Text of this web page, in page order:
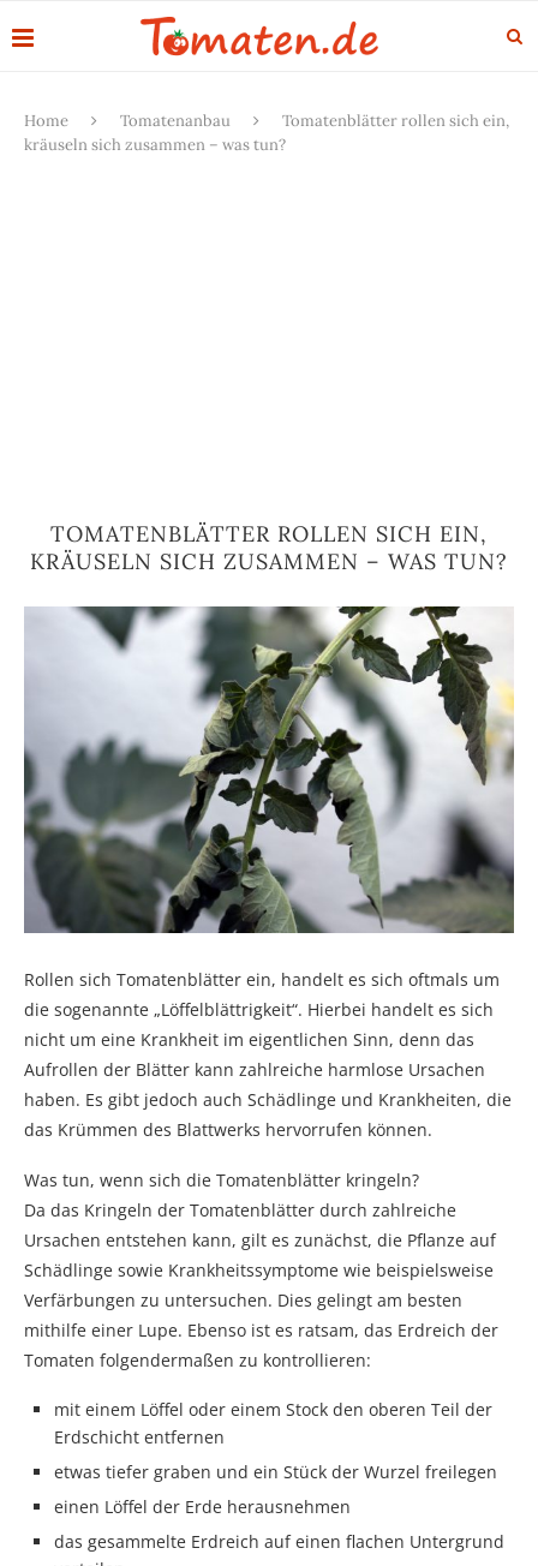
Home Tomatenanbau
Tomatenblätter rollen sich ein,
kräuseln sich zusammen – was tun?
TOMATENBLÄTTER ROLLEN SICH EIN,
KRÄUSELN SICH ZUSAMMEN – WAS TUN?
Rollen sich Tomatenblätter ein, handelt es sich oftmals um
die sogenannte „Löffelblättrigkeit“. Hierbei handelt es sich
nicht um eine Krankheit im eigentlichen Sinn, denn das
Aufrollen der Blätter kann zahlreiche harmlose Ursachen
haben. Es gibt jedoch auch Schädlinge und Krankheiten, die
das Krümmen des Blattwerks hervorrufen können.
Was tun, wenn sich die Tomatenblätter kringeln?
Da das Kringeln der Tomatenblätter durch zahlreiche
Ursachen entstehen kann, gilt es zunächst, die Pflanze auf
Schädlinge sowie Krankheitssymptome wie beispielsweise
Verfärbungen zu untersuchen. Dies gelingt am besten
mithilfe einer Lupe. Ebenso ist es ratsam, das Erdreich der
Tomaten folgendermaßen zu kontrollieren:
mit einem Löffel oder einem Stock den oberen Teil der
Erdschicht entfernen
etwas tiefer graben und ein Stück der Wurzel freilegen
einen Löffel der Erde herausnehmen
das gesammelte Erdreich auf einen flachen Untergrund